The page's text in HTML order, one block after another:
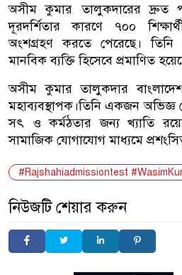
অসীম কুমার তালুকদারের দ্রুত
দূরদর্শিতার কারণে ৭০০
অংশগ্রহণ করতে পেরেছে।
মানবিক ব্যক্তি হিসেবে প্রমাণিত
অসীম কুমার তালুকদার
মহাব্যবস্থাপক।তিনি একজন অভিজ্ঞ
সৎ ও কর্মঠতার জন্য খ্যাতি
সামাজিক যোগাযোগ মাধ্যমে
#Rajshahiadmissiontest
নিউজটি শেয়ার করুন